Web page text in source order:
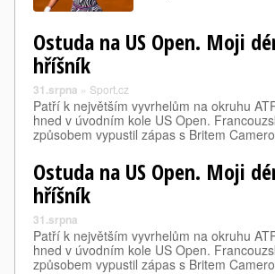
Ostuda na US Open. Moji
hříšník
31.srpna » Sport.cz
Patří k největším vyvrhelům na okruhu
hned v úvodním kole US Open.
způsobem vypustil zápas s Britem
Ostuda na US Open. Moji
hříšník
31.srpna
Patří k největším vyvrhelům na okruhu
hned v úvodním kole US Open.
způsobem vypustil zápas s Britem